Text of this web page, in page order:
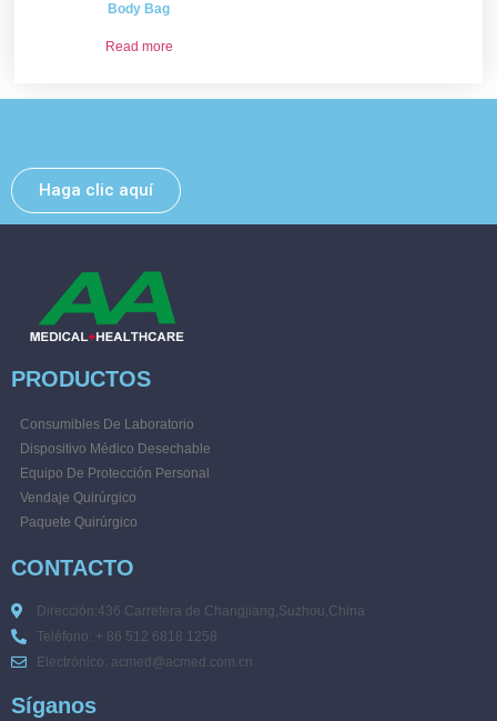
Body Bag
Read more
Haga clic aquí
PRODUCTOS
Consumibles De Laboratorio
Dispositivo Médico Desechable
Equipo De Protección Personal
Vendaje Quirúrgico
Paquete Quirúrgico
CONTACTO
Dirección:436 Carretera de Changjiang,Suzhou,China
Teléfono: + 86 512 6818 1258
Electrónico: acmed@acmed.com.cn
Síganos